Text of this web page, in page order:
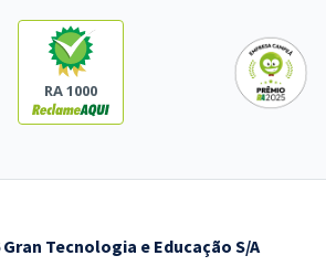
RA 1000
Gran Tecnologia e Educação S/A